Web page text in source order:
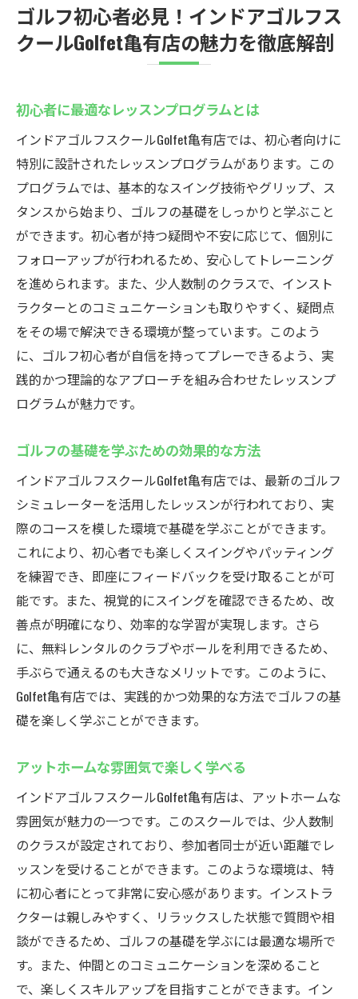
ゴルフ初心者が抱える不安を解消
最新のゴルフシミュレーターを活用した個別レ
リアルなシミュレーションで技術を磨く
個別指導で自分のペースで上達
スイング解析で効果的な練習を実現
シミュレーターを使った実践的なトレーニ
ング
最新技術で弱点を克服する方法
個別レッスンの成果を最大限に引き出す
手ぶらで通える！Golfet亀有店の無料レンタルサ
ービスの利便性とは
初めての方でも安心のレンタルシステム
手間いらずの快適ゴルフ体験
レンタルサービスの利用方法と注意点
急な思いつきでもすぐにプレー可能
身軽に出かけてゴルフを楽しむコツ
定額制の通い放題プランでゴルフをもっと身近
に感じよう
コストパフォーマンスに優れたプラン内容
通い放題で練習時間を最大化
自由なスケジュールで柔軟に通える
習慣化することで得られるスキル向上
家計に優しい定額制のメリット
定額制プランの登録方法と利用の流れ
雨の日も安心！天候に左右されないインドアゴ
全天候型施設の魅力と利点
気候に関係なく快適に練習
インドアゴルフが初心者に向いている理由
室内でも実感できるリアルなコース体験
天候不良時のストレスを解消
快適な環境での練習がもたらす効果
亀有駅から徒歩2分の好立地！仕事帰りでも通い
やすいスクール
駅近の利便性を最大限に活用
ゴルフ初心者必見！インドアゴルフス
クールGolfet亀有店の魅力を徹底解剖
初心者に最適なレッスンプログラムとは
インドアゴルフスクールGolfet亀有店では、初心者向けに
特別に設計されたレッスンプログラムがあります。この
プログラムでは、基本的なスイング技術やグリップ、ス
タンスから始まり、ゴルフの基礎をしっかりと学ぶこと
ができます。初心者が持つ疑問や不安に応じて、個別に
フォローアップが行われるため、安心してトレーニング
を進められます。また、少人数制のクラスで、インスト
ラクターとのコミュニケーションも取りやすく、疑問点
をその場で解決できる環境が整っています。このよう
に、ゴルフ初心者が自信を持ってプレーできるよう、実
践的かつ理論的なアプローチを組み合わせたレッスンプ
ログラムが魅力です。
ゴルフの基礎を学ぶための効果的な方法
インドアゴルフスクールGolfet亀有店では、最新のゴルフ
シミュレーターを活用したレッスンが行われており、実
際のコースを模した環境で基礎を学ぶことができます。
これにより、初心者でも楽しくスイングやパッティング
を練習でき、即座にフィードバックを受け取ることが可
能です。また、視覚的にスイングを確認できるため、改
善点が明確になり、効率的な学習が実現します。さら
に、無料レンタルのクラブやボールを利用できるため、
手ぶらで通えるのも大きなメリットです。このように、
Golfet亀有店では、実践的かつ効果的な方法でゴルフの基
礎を楽しく学ぶことができます。
アットホームな雰囲気で楽しく学べる
インドアゴルフスクールGolfet亀有店は、アットホームな
雰囲気が魅力の一つです。このスクールでは、少人数制
のクラスが設定されており、参加者同士が近い距離でレ
ッスンを受けることができます。このような環境は、特
に初心者にとって非常に安心感があります。インストラ
クターは親しみやすく、リラックスした状態で質問や相
談ができるため、ゴルフの基礎を学ぶには最適な場所で
す。また、仲間とのコミュニケーションを深めること
で、楽しくスキルアップを目指すことができます。イン